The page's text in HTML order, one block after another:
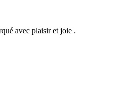
avec plaisir et joie .